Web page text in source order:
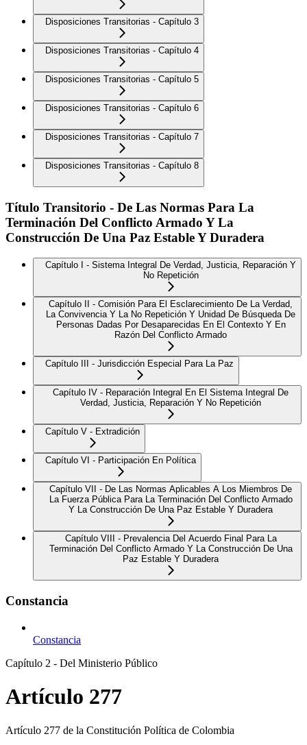
Disposiciones Transitorias - Capítulo 3
Disposiciones Transitorias - Capítulo 4
Disposiciones Transitorias - Capítulo 5
Disposiciones Transitorias - Capítulo 6
Disposiciones Transitorias - Capítulo 7
Disposiciones Transitorias - Capítulo 8
Título Transitorio - De Las Normas Para La
Terminación Del Conflicto Armado Y La
Construcción De Una Paz Estable Y Duradera
Capítulo I - Sistema Integral De Verdad, Justicia, Reparación Y
No Repetición
Capítulo II - Comisión Para El Esclarecimiento De La Verdad,
La Convivencia Y La No Repetición Y Unidad De Búsqueda De
Personas Dadas Por Desaparecidas En El Contexto Y En
Razón Del Conflicto Armado
Capítulo III - Jurisdicción Especial Para La Paz
Capítulo IV - Reparación Integral En El Sistema Integral De
Verdad, Justicia, Reparación Y No Repetición
Capítulo V - Extradición
Capítulo VI - Participación En Política
Capítulo VII - De Las Normas Aplicables A Los Miembros De
La Fuerza Pública Para La Terminación Del Conflicto Armado
Y La Construcción De Una Paz Estable Y Duradera
Capítulo VIII - Prevalencia Del Acuerdo Final Para La
Terminación Del Conflicto Armado Y La Construcción De Una
Paz Estable Y Duradera
Constancia
Constancia
Capítulo 2 - Del Ministerio Público
Artículo 277
Artículo 277 de la Constitución Política de Colombia